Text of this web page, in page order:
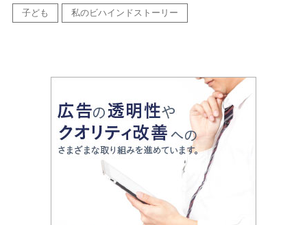
子ども 私のビハインドストーリー